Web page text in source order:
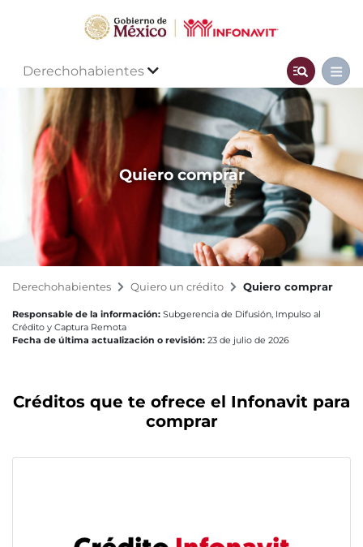
Derechohabientes
Quiero comprar
Derechohabientes Quiero un crédito Quiero comprar
Responsable de la información: Subgerencia de Difusión, Impulso al
Crédito y Captura Remota
Fecha de última actualización o revisión: 23 de julio de 2026
Créditos que te ofrece el Infonavit para
comprar